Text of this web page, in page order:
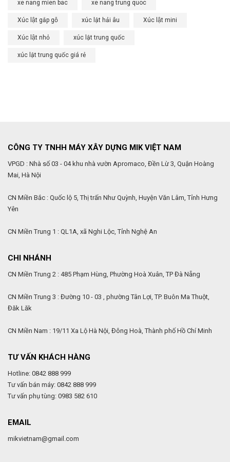
xe nang mien bac xe nang trung quoc
Xúc lật gắp gỗ xúc lật hải âu Xúc lật mini
Xúc lật nhỏ xúc lật trung quốc
xúc lật trung quốc giá rẻ
CÔNG TY TNHH MÁY XÂY DỰNG MIK VIỆT NAM
VPGD : Nhà số 03 - 04 khu nhà vườn Apromaco, Đền Lừ 3, Quận Hoàng
Mai, Hà Nội
CN Miền Bắc : Quốc lộ 5, Thị trấn Như Quỳnh, Huyện Văn Lâm, Tỉnh Hưng
Yên
CN Miền Trung 1 : QL1A, xã Nghi Lộc, Tỉnh Nghệ An
CHI NHÁNH
CN Miền Trung 2 : 485 Phạm Hùng, Phường Hoà Xuân, TP Đà Nẵng
CN Miền Trung 3 : Đường 10 - 03 , phường Tân Lợi, TP. Buôn Ma Thuột,
Đăk Lăk
CN Miền Nam : 19/11 Xa Lộ Hà Nội, Đông Hoà, Thành phố Hồ Chí Minh
TƯ VẤN KHÁCH HÀNG
Hotline: 0842 888 999
Tư vấn bán máy: 0842 888 999
Tư vấn phụ tùng: 0983 582 610
EMAIL
mikvietnam@gmail.com